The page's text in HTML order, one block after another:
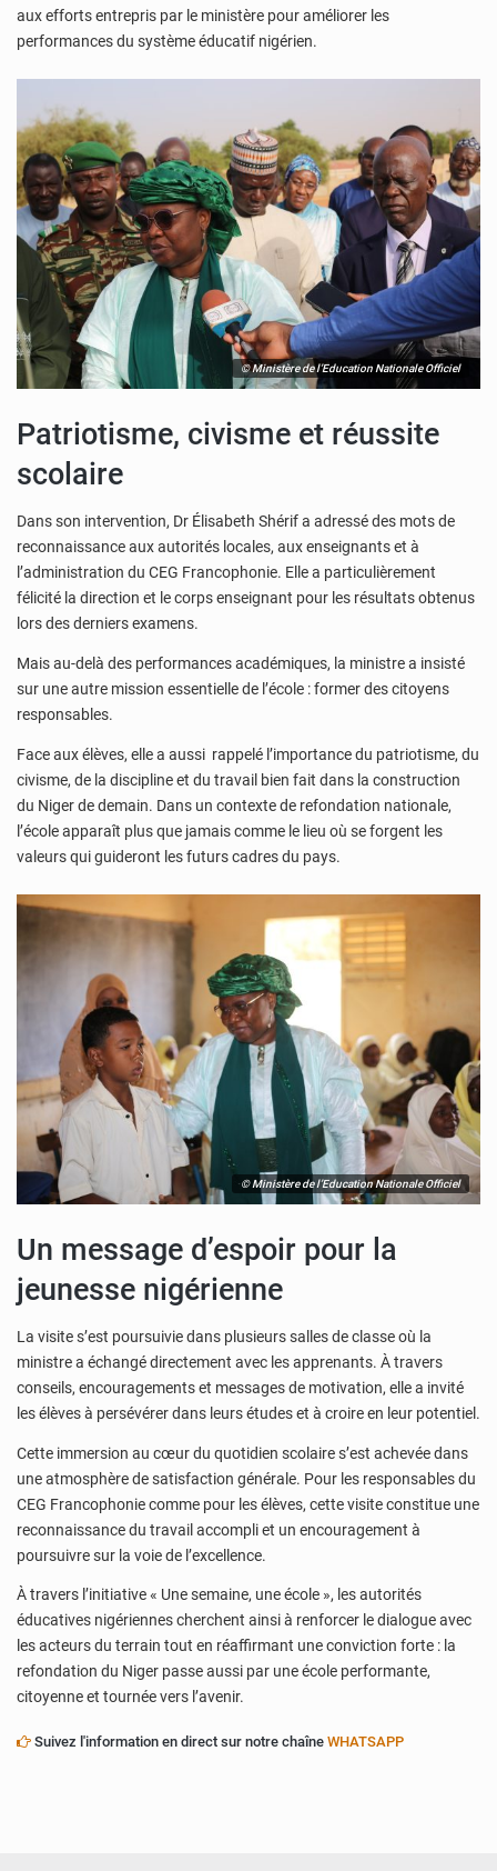
aux efforts entrepris par le ministère pour améliorer les
performances du système éducatif nigérien.
© Ministère de l’Education Nationale Officiel
Patriotisme, civisme et réussite
scolaire
Dans son intervention, Dr Élisabeth Shérif a adressé des mots de
reconnaissance aux autorités locales, aux enseignants et à
l’administration du CEG Francophonie. Elle a particulièrement
félicité la direction et le corps enseignant pour les résultats obtenus
lors des derniers examens.
Mais au-delà des performances académiques, la ministre a insisté
sur une autre mission essentielle de l’école : former des citoyens
responsables.
Face aux élèves, elle a aussi rappelé l’importance du patriotisme, du
civisme, de la discipline et du travail bien fait dans la construction
du Niger de demain. Dans un contexte de refondation nationale,
l’école apparaît plus que jamais comme le lieu où se forgent les
valeurs qui guideront les futurs cadres du pays.
© Ministère de l’Education Nationale Officiel
Un message d’espoir pour la
jeunesse nigérienne
La visite s’est poursuivie dans plusieurs salles de classe où la
ministre a échangé directement avec les apprenants. À travers
conseils, encouragements et messages de motivation, elle a invité
les élèves à persévérer dans leurs études et à croire en leur potentiel.
Cette immersion au cœur du quotidien scolaire s’est achevée dans
une atmosphère de satisfaction générale. Pour les responsables du
CEG Francophonie comme pour les élèves, cette visite constitue une
reconnaissance du travail accompli et un encouragement à
poursuivre sur la voie de l’excellence.
À travers l’initiative « Une semaine, une école », les autorités
éducatives nigériennes cherchent ainsi à renforcer le dialogue avec
les acteurs du terrain tout en réaffirmant une conviction forte : la
refondation du Niger passe aussi par une école performante,
citoyenne et tournée vers l’avenir.
Suivez l'information en direct sur notre chaîne WHATSAPP